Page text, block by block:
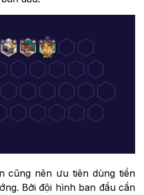
cũng nên ưu tiên dùng tiền
Bởi đội hình ban đầu cần